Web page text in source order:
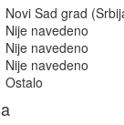
Novi Sad grad
Nije navedeno
Nije navedeno
Nije navedeno
Ostalo